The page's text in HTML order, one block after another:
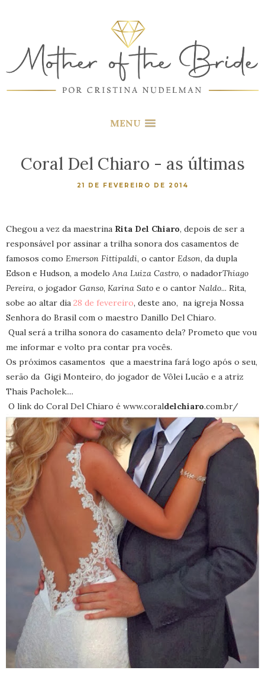
MENU
Coral Del Chiaro - as últimas
21 DE FEVEREIRO DE 2014
Chegou a vez da maestrina Rita Del Chiaro, depois de ser a
responsável por assinar a trilha sonora dos casamentos de
famosos como Emerson Fittipaldi, o cantor Edson, da dupla
Edson e Hudson, a modelo Ana Luiza Castro, o nadadorThiago
Pereira, o jogador Ganso, Karina Sato e o cantor Naldo... Rita,
sobe ao altar dia 28 de fevereiro, deste ano, na igreja Nossa
Senhora do Brasil com o maestro Danillo Del Chiaro.
Qual será a trilha sonora do casamento dela? Prometo que vou
me informar e volto pra contar pra vocês.
Os próximos casamentos que a maestrina fará logo após o seu,
serão da Gigi Monteiro, do jogador de Vôlei Lucão e a atriz
Thais Pacholek....
O link do Coral Del Chiaro é www.coraldelchiaro.com.br/